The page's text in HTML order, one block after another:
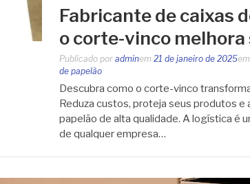
Fabricante de caixas
o corte-vinco
Publicado por adminem 21 de janeiro de 2025em
de papelão
Descubra como o corte-vinco
Reduza custos, proteja seus produtos
papelão de alta qualidade. A logística é
de qualquer empresa…